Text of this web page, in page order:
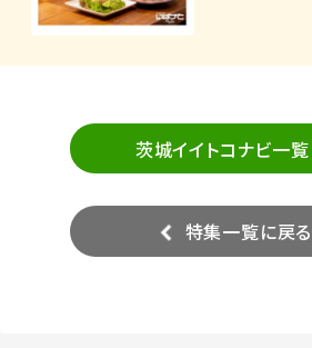
茨城イイトコナビ一
特集一覧に戻る